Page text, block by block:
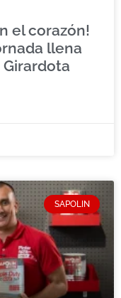
el corazón!
llena
SAPOLIN